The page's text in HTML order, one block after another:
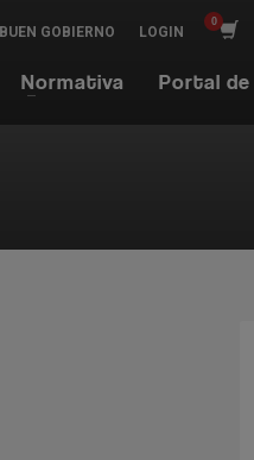
BUEN GOBIERNO LOGIN
Normativa Portal de